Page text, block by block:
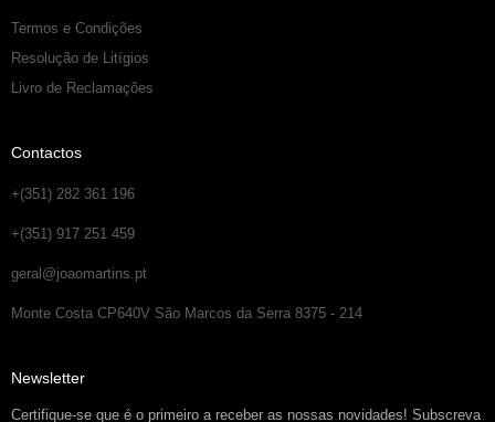
Termos e Condições
Resolução de Litígios
Livro de Reclamações
Contactos
+(351) 282 361 196
+(351) 917 251 459
geral@joaomartins.pt
Monte Costa CP640V São Marcos da Serra 8375 - 214
Newsletter
Certifique-se que é o primeiro a receber as nossas novidades! Subscreva